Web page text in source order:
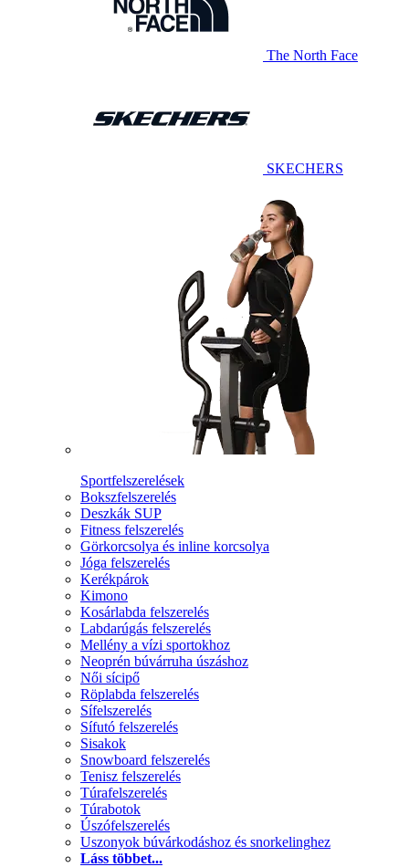
The North Face
SKECHERS
Sportfelszerelések
Bokszfelszerelés
Deszkák SUP
Fitness felszerelés
Görkorcsolya és inline korcsolya
Jóga felszerelés
Kerékpárok
Kimono
Kosárlabda felszerelés
Labdarúgás felszerelés
Mellény a vízi sportokhoz
Neoprén búvárruha úszáshoz
Női sícipő
Röplabda felszerelés
Sífelszerelés
Sífutó felszerelés
Sisakok
Snowboard felszerelés
Tenisz felszerelés
Túrafelszerelés
Túrabotok
Úszófelszerelés
Uszonyok búvárkodáshoz és snorkelinghez
Láss többet...